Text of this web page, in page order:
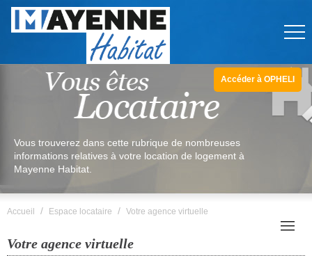
Vous trouverez dans cette rubrique de nombreuses
informations relatives à votre location de logement à
Mayenne Habitat.
Accéder à OPHELI
Accueil / Espace locataire / Votre agence virtuelle
Votre agence virtuelle